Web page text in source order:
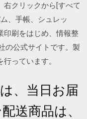
右クリックから[すべて
、手帳、シュレッ
印刷をはじめ、情報整
の公式サイトです。製
っています。
、当日お届
送商品は、